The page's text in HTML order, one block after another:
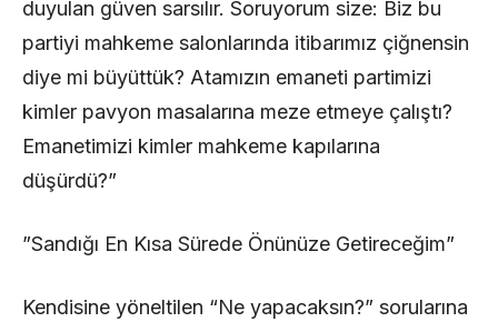
duyulan güven sarsılır. Soruyorum size: Biz bu
partiyi mahkeme salonlarında itibarımız çiğnensin
diye mi büyüttük? Atamızın emaneti partimizi
kimler pavyon masalarına meze etmeye çalıştı?
Emanetimizi kimler mahkeme kapılarına
düşürdü?”
​”Sandığı En Kısa Sürede Önünüze Getireceğim”
​Kendisine yöneltilen “Ne yapacaksın?” sorularına